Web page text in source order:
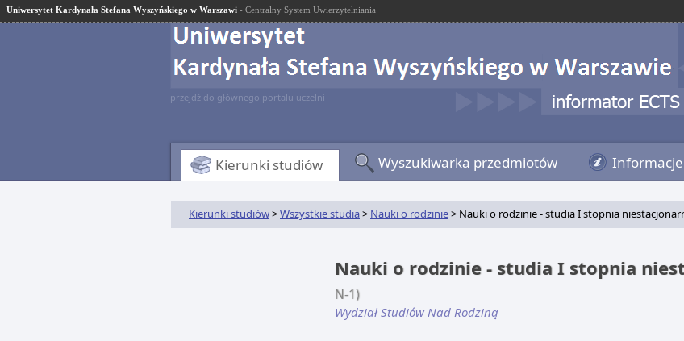
Uniwersytet Kardynała Stefana Wyszyńskiego w Warszawi - Centralny System Uwierzytelniania
przejdź do głównego portalu uczelni
Kierunki studiów Wyszukiwarka przedmiotów
Kierunki studiów>Wszystkie studia> Nauki o rodzinie> Nauki o rodzinie - studia I stopnia
Nauki o rodzinie - studia I stopnia
N-1)
Wydział Studiów Nad Rodziną